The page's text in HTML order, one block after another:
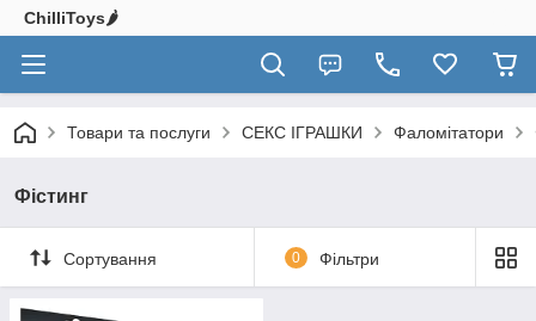
ChilliToys🌶️
Товари та послуги СЕКС ІГРАШКИ Фаломітатори
Фістинг
Сортування 0 Фільтри